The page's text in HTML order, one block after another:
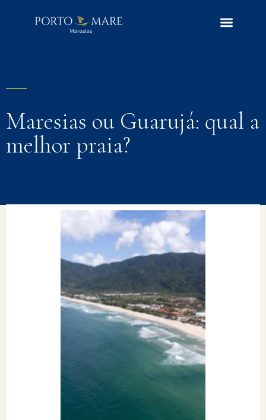
Maresias ou Guarujá: qual a
melhor praia?